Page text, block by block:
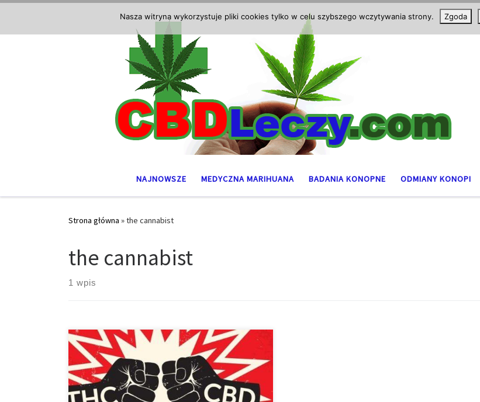
NAJNOWSZE MEDYCZNA MARIHUANA BADANIA KONOPNE ODMIANY KONOPI
Strona główna »the cannabist
the cannabist
1 wpis
Ankieta Amerykańskiego Legionu: Weterani w
zdecydowanej większości popierają badania nad
marihuaną. Nowa ankieta dowodzi, że weterani
wojskowi w USA i z szerokiej gamy demograficznej,
popierają legalizacje medycznej marihuany. Dzięki
Nasza witryna wykorzystuje pliki cookies tylko w celu szybszego wczytywania strony. Zgoda